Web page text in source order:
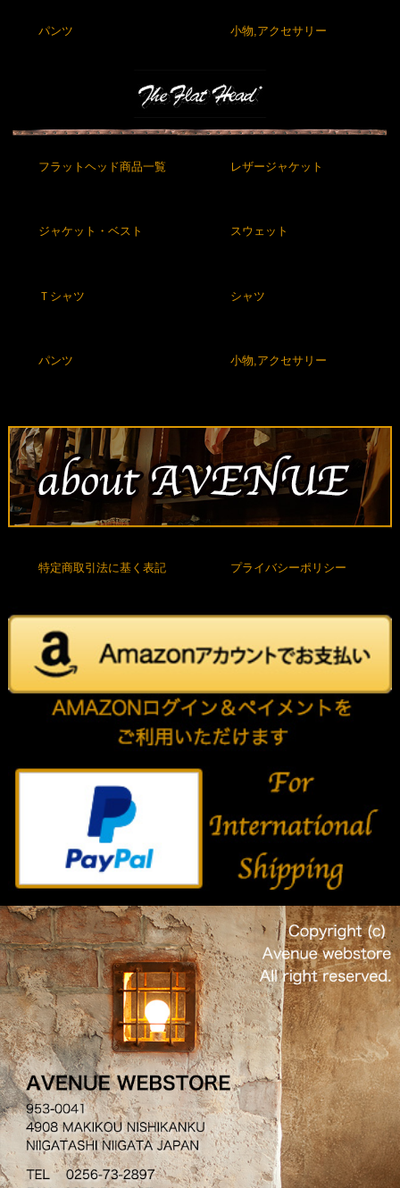
パンツ 小物,アクセサリー
フラットヘッド商品一覧 レザージャケット
ジャケット・ベスト スウェット
Ｔシャツ シャツ
パンツ 小物,アクセサリー
特定商取引法に基く表記 プライバシーポリシー